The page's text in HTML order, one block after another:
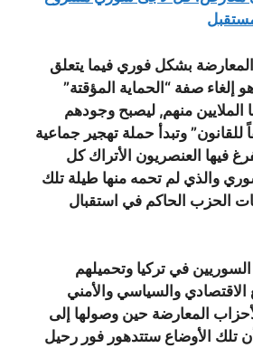
بشكل فوري فيما يتعلق
إلغاء صفة “الحماية المؤقتة”
منهم, ليصبح وجودهم
للقانون” وتبدأ حملة تهجير جماعية
فيها العنصريون الأتراك كل
والذي لم تحمه منها طيلة تلك
الحزب الحاكم في استقبال
في تركيا وتحميلهم
والسياسي والأمني
المعارضة حين وصولها إلى
تلك الأوضاع ستتدهور فور رحيل